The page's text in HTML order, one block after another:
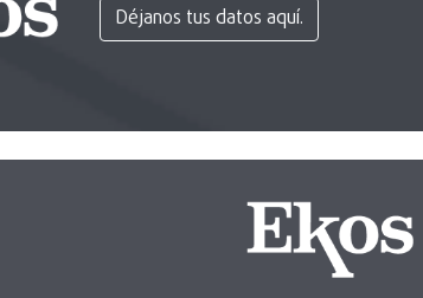
Déjanos tus datos aquí.